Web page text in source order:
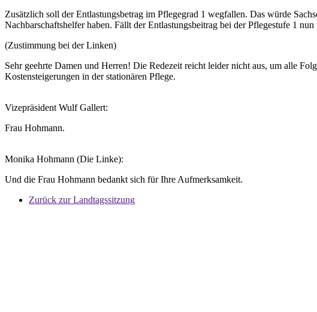
Zusätzlich soll der Entlastungsbetrag im Pflegegrad 1 wegfallen. Das würde
Nachbarschaftshelfer haben. Fällt der Entlastungsbeitrag bei der Pflegestufe 1
(Zustimmung bei der Linken)
Sehr geehrte Damen und Herren! Die Redezeit reicht leider nicht aus, um alle
Kostensteigerungen in der stationären Pflege.
Vizepräsident Wulf Gallert:
Frau Hohmann.
Monika Hohmann (Die Linke):
Und die Frau Hohmann bedankt sich für Ihre Aufmerksamkeit.
Zurück zur Landtagssitzung